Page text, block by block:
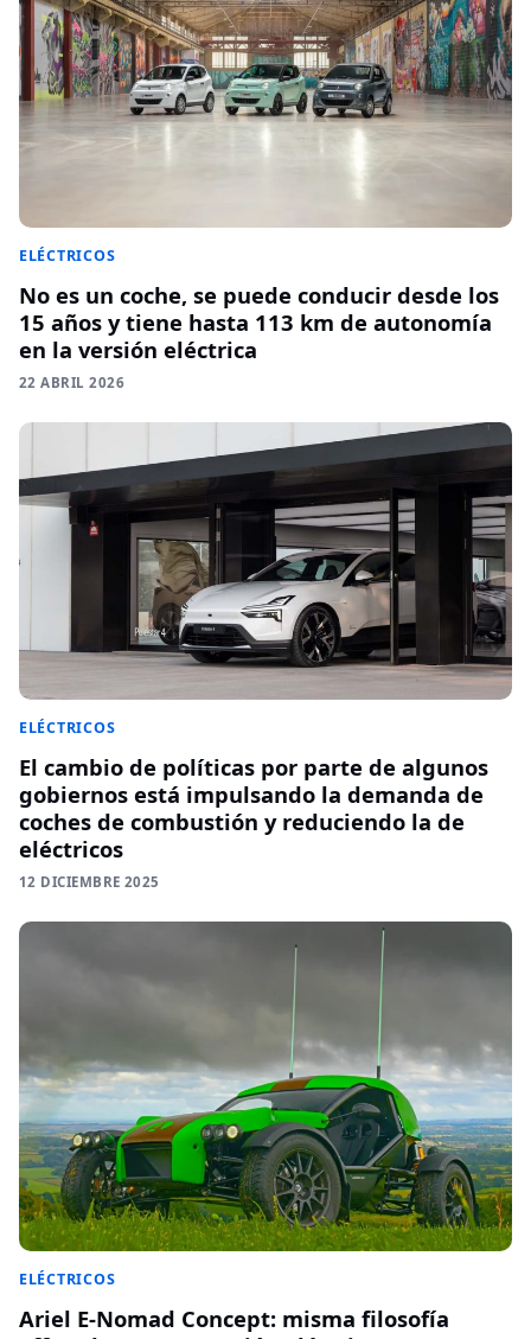
ELÉCTRICOS
No es un coche, se puede conducir desde los
15 años y tiene hasta 113 km de autonomía
en la versión eléctrica
22 ABRIL 2026
ELÉCTRICOS
El cambio de políticas por parte de algunos
gobiernos está impulsando la demanda de
coches de combustión y reduciendo la de
eléctricos
12 DICIEMBRE 2025
ELÉCTRICOS
Ariel E-Nomad Concept: misma filosofía